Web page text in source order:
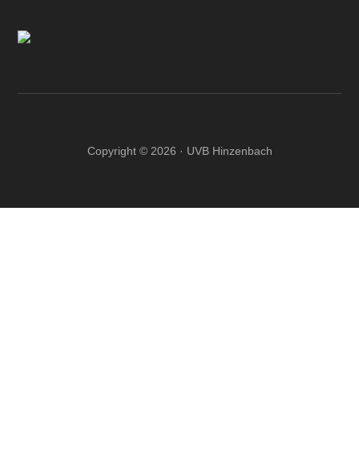
Copyright © 2026 · UVB Hinzenbach